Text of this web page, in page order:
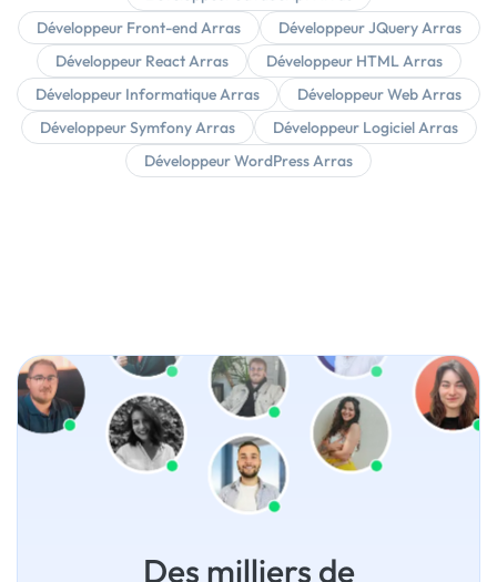
Développeur Front-end Arras
Développeur JQuery Arras
Développeur React Arras
Développeur HTML Arras
Développeur Informatique Arras
Développeur Web Arras
Développeur Symfony Arras
Développeur Logiciel Arras
Développeur WordPress Arras
Des milliers de